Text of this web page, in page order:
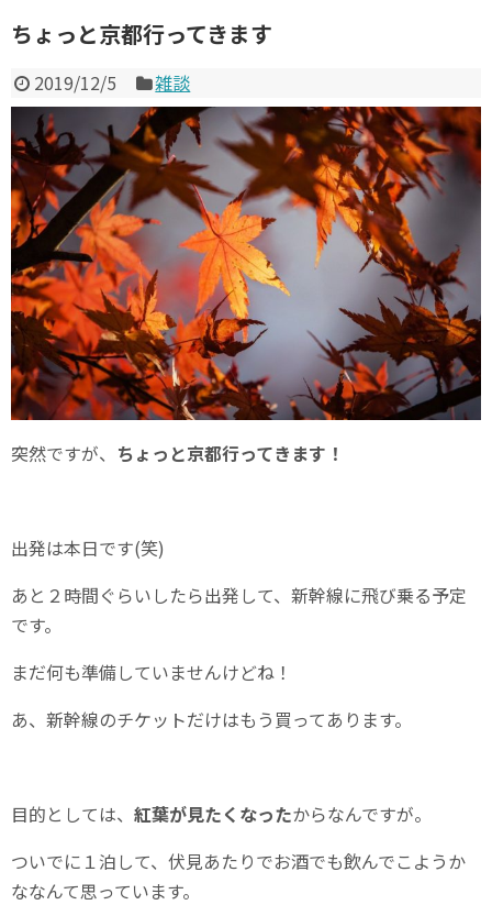
ちょっと京都行ってきます
2019/12/5 雑談
突然ですが、 ちょっと京都行ってきます！
出発は本日です(笑)
あと２時間ぐらいしたら出発して、新幹線に飛び乗る予定
です。
まだ何も準備していませんけどね！
あ、新幹線のチケットだけはもう買ってあります。
目的としては、 紅葉が見たくなったからなんですが。
ついでに１泊して、伏見あたりでお酒でも飲んでこようか
ななんて思っています。